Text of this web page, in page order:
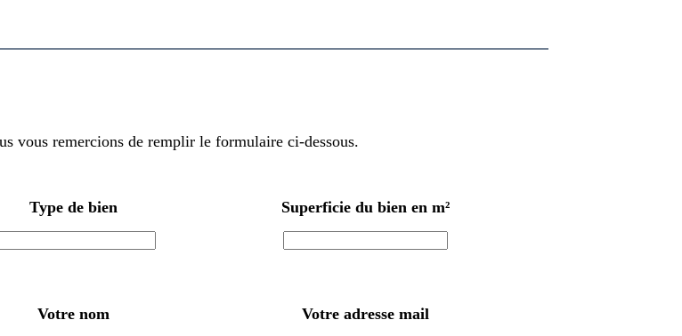
vous remercions de remplir le formulaire ci-dessous.
Type de bien Superficie du bien en m²
Votre nom Votre adresse mail